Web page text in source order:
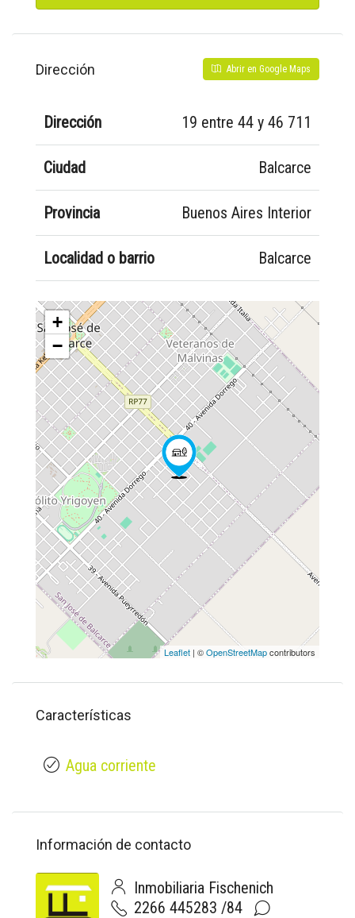
Dirección Abrir en Google Maps
Dirección 19 entre 44 y 46 711
Ciudad Balcarce
Provincia Buenos Aires Interior
Localidad o barrio Balcarce
+
−
Leaflet | ©OpenStreetMapcontributors
Características
Agua corriente
Información de contacto
Inmobiliaria Fischenich
2266 445283 /84